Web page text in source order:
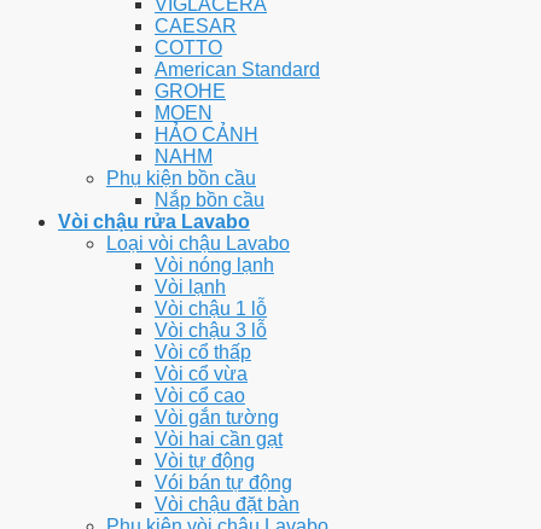
VIGLACERA
CAESAR
COTTO
American Standard
GROHE
MOEN
HẢO CẢNH
NAHM
Phụ kiện bồn cầu
Nắp bồn cầu
Vòi chậu rửa Lavabo
Loại vòi chậu Lavabo
Vòi nóng lạnh
Vòi lạnh
Vòi chậu 1 lỗ
Vòi chậu 3 lỗ
Vòi cổ thấp
Vòi cổ vừa
Vòi cổ cao
Vòi gắn tường
Vòi hai cần gạt
Vòi tự động
Vói bán tự động
Vòi chậu đặt bàn